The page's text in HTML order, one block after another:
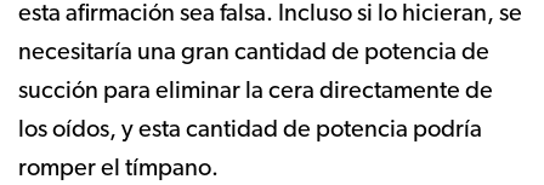
esta afirmación sea falsa. Incluso si lo hicieran, se
necesitaría una gran cantidad de potencia de
succión para eliminar la cera directamente de
los oídos, y esta cantidad de potencia podría
romper el tímpano.